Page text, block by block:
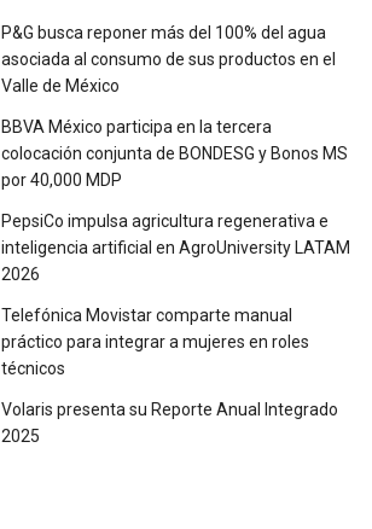
P&G busca reponer más del 100% del agua
asociada al consumo de sus productos en el
Valle de México
BBVA México participa en la tercera
colocación conjunta de BONDESG y Bonos MS
por 40,000 MDP
PepsiCo impulsa agricultura regenerativa e
inteligencia artificial en AgroUniversity LATAM
2026
Telefónica Movistar comparte manual
práctico para integrar a mujeres en roles
técnicos
Volaris presenta su Reporte Anual Integrado
2025